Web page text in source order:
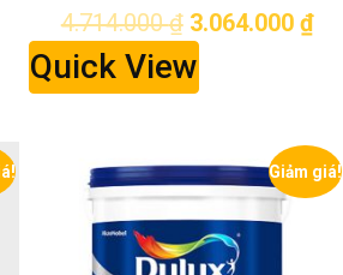
4.714.000₫ 3.064.000 ₫
Quick View
Giảm giá!